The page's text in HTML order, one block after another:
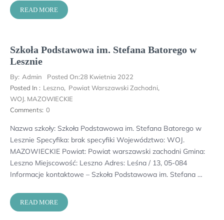
READ MORE
Szkoła Podstawowa im. Stefana Batorego w
Lesznie
By: Admin Posted On:28 Kwietnia 2022
Posted In : Leszno, Powiat Warszawski Zachodni,
WOJ. MAZOWIECKIE
Comments: 0
Nazwa szkoły: Szkoła Podstawowa im. Stefana Batorego w
Lesznie Specyfika: brak specyfiki Województwo: WOJ.
MAZOWIECKIE Powiat: Powiat warszawski zachodni Gmina:
Leszno Miejscowość: Leszno Adres: Leśna / 13, 05-084
Informacje kontaktowe – Szkoła Podstawowa im. Stefana …
READ MORE